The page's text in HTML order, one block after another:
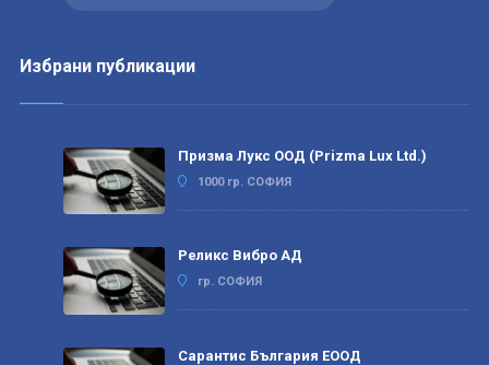
Избрани публикации
Призма Лукс ООД (Prizma Lux Ltd.)
1000 гр. СОФИЯ
Реликс Вибро АД
гр. СОФИЯ
Сарантис България ЕООД